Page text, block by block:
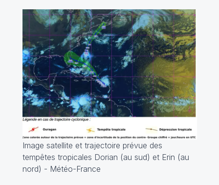
Image satellite et trajectoire prévue des
tempêtes tropicales Dorian (au sud) et Erin (au
nord) - Météo-France